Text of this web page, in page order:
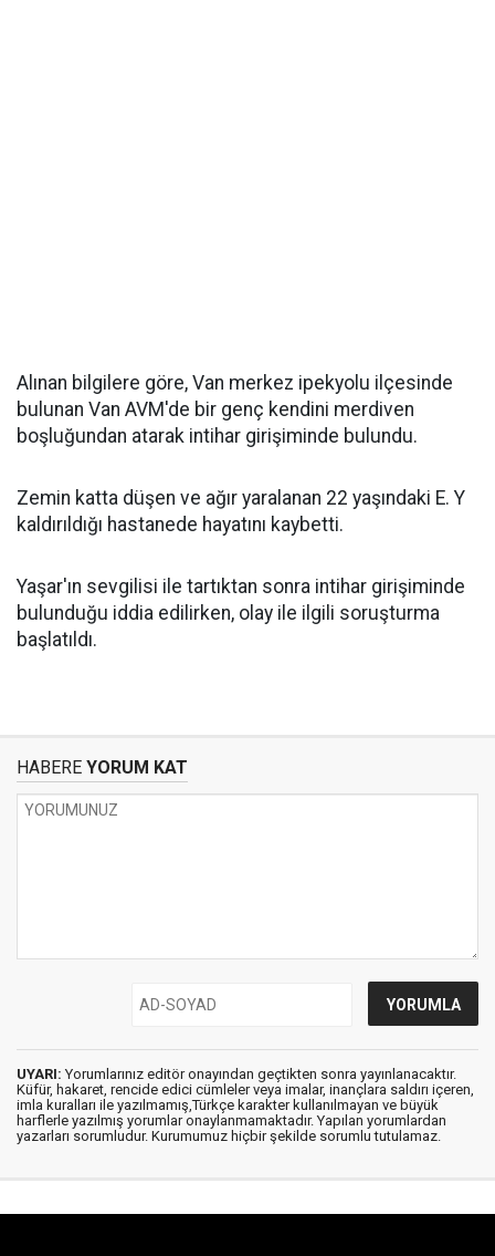
Alınan bilgilere göre, Van merkez ipekyolu ilçesinde
bulunan Van AVM'de bir genç kendini merdiven
boşluğundan atarak intihar girişiminde bulundu.
Zemin katta düşen ve ağır yaralanan 22 yaşındaki E. Y
kaldırıldığı hastanede hayatını kaybetti.
Yaşar'ın sevgilisi ile tartıktan sonra intihar girişiminde
bulunduğu iddia edilirken, olay ile ilgili soruşturma
başlatıldı.
HABERE YORUM KAT
UYARI: Yorumlarınız editör onayından geçtikten sonra yayınlanacaktır.
Küfür, hakaret, rencide edici cümleler veya imalar, inançlara saldırı içeren,
imla kuralları ile yazılmamış,Türkçe karakter kullanılmayan ve büyük
harflerle yazılmış yorumlar onaylanmamaktadır. Yapılan yorumlardan
yazarları sorumludur. Kurumumuz hiçbir şekilde sorumlu tutulamaz.